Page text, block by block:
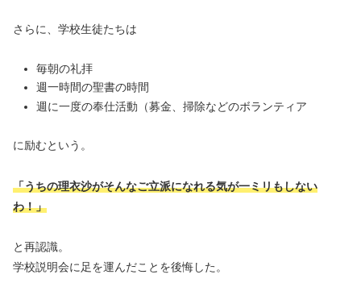
さらに、学校生徒たちは
毎朝の礼拝
週一時間の聖書の時間
週に一度の奉仕活動（募金、掃除などのボランティア
に励むという。
「うちの理衣沙がそんなご立派になれる気が一ミリもしない
わ！」
と再認識。
学校説明会に足を運んだことを後悔した。